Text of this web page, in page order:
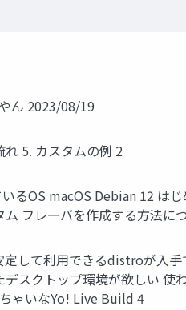
ん 2023/08/19
5. カスタムの例 2
るOS macOS Debian 12 は
フレーバを作成する方法に
して利用できるdistroが入
スクトップ環境が欲しい 使
ゃいなYo! Live Build 4